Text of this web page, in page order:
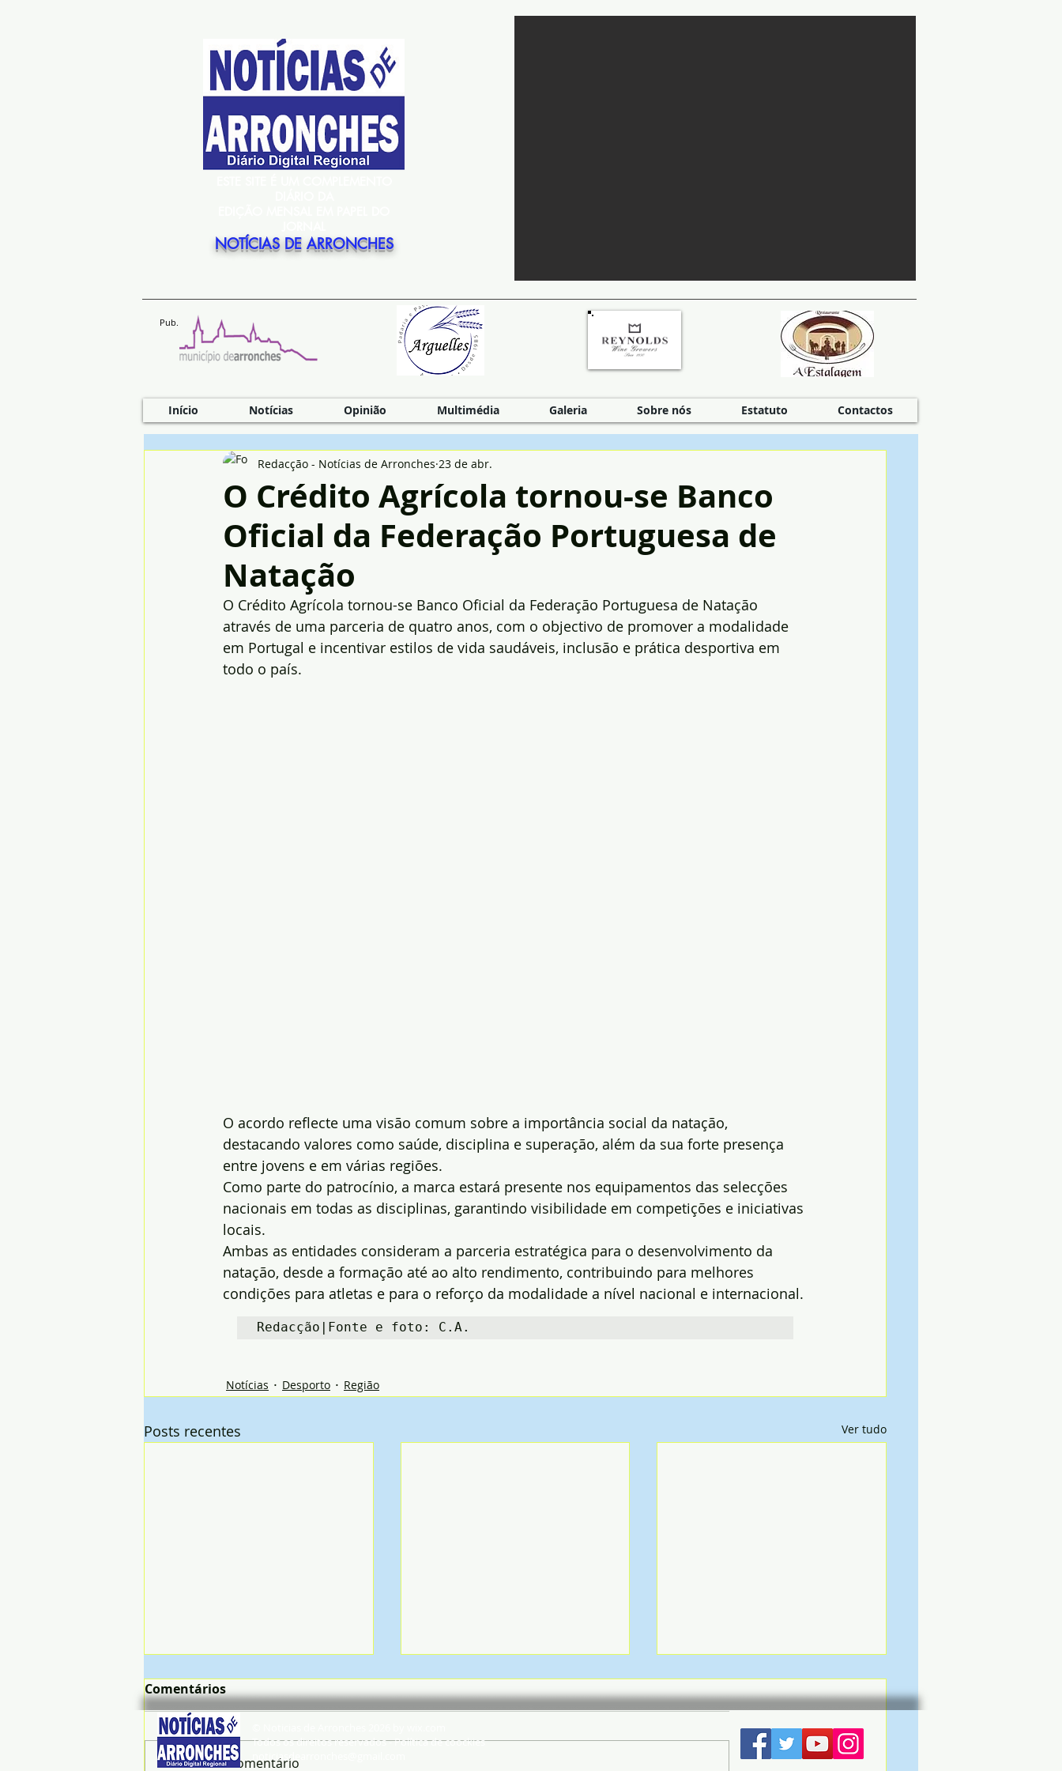
NOTÍCIAS DE ARRONCHES
Pub.
Início Notícias Opinião Multimédia Galeria Sobre nós Estatuto Contactos
O Crédito Agrícola tornou-se Banco
Oficial da Federação Portuguesa de
Natação
Redacção - Notícias de Arronches 23 de abr.
O Crédito Agrícola tornou-se Banco Oficial da Federação Portuguesa de Natação
através de uma parceria de quatro anos, com o objectivo de promover a modalidade
em Portugal e incentivar estilos de vida saudáveis, inclusão e prática desportiva em
todo o país.
O acordo reflecte uma visão comum sobre a importância social da natação,
destacando valores como saúde, disciplina e superação, além da sua forte presença
entre jovens e em várias regiões.
Como parte do patrocínio, a marca estará presente nos equipamentos das selecções
nacionais em todas as disciplinas, garantindo visibilidade em competições e iniciativas
locais.
Ambas as entidades consideram a parceria estratégica para o desenvolvimento da
natação, desde a formação até ao alto rendimento, contribuindo para melhores
condições para atletas e para o reforço da modalidade a nível nacional e internacional.
Redacção|Fonte e foto: C.A.
Notícias Desporto Região
Posts recentes Ver tudo
Comentários
Escreva um comentário
Todos os direitos reservados - Política de coockies
noticiasdearronches@gmail.com